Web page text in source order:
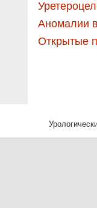
Аномалии
Открытые